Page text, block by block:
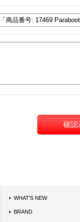
WHAT'S NEW
BRAND